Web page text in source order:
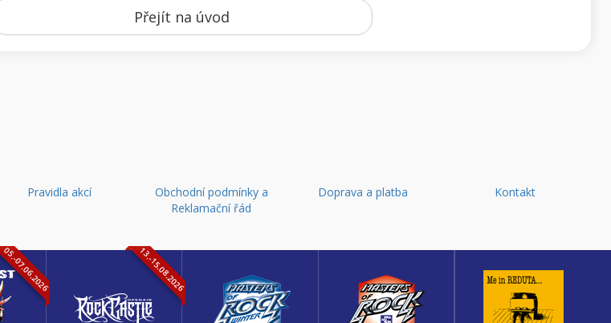
Přejít na úvod
Pravidla akcí
Obchodní podmínky a
Reklamační řád
Doprava a platba Kontakt
05.-07.06.2026 13.-15.08.2026